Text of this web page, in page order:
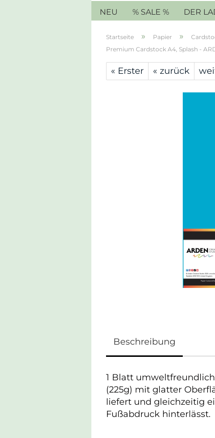
NEU % SALE % DER
Startseite » Papier »
Premium Cardstock A4, Splash -
« Erster « zurück
Beschreibung
1 Blatt
(225g) mit glatter
liefert und gleichzeitig
Fußabdruck hinterlässt.